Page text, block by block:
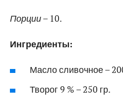
Порции– 10.
Ингредиенты:
Масло сливочное –
Творог 9 % – 250 гр.